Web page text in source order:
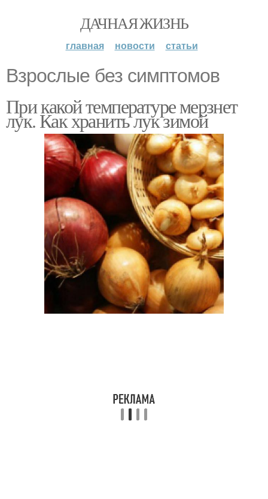
ДАЧНАЯ ЖИЗНЬ
главная новости статьи
Взрослые без симптомов
При какой температуре мерзнет
лук. Как хранить лук зимой